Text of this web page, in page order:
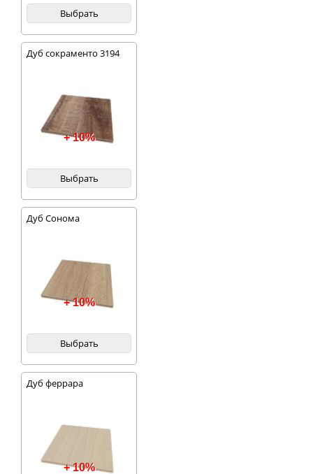
Выбрать
Дуб сокраменто 3194
+ 10%
Выбрать
Дуб Сонома
+ 10%
Выбрать
Дуб феррара
+ 10%